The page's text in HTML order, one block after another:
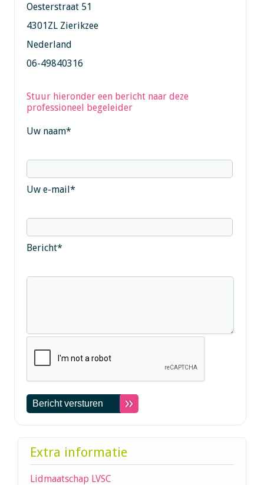
Oesterstraat 51
4301ZL Zierikzee
Nederland
06-49840316
Stuur hieronder een bericht naar deze
professioneel begeleider
Uw naam*
Uw e-mail*
Bericht*
Extra informatie
Lidmaatschap LVSC